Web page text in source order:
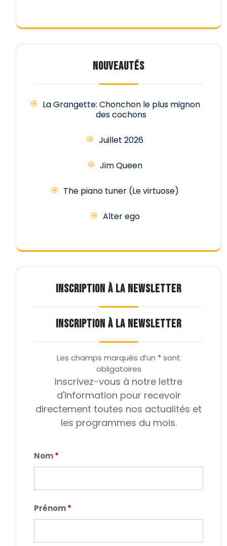
NOUVEAUTÉS
La Grangette: Chonchon le plus mignon
des cochons
Juillet 2026
Jim Queen
The piano tuner (Le virtuose)
Alter ego
INSCRIPTION À LA NEWSLETTER
INSCRIPTION À LA NEWSLETTER
Les champs marqués d’un *sont
obligatoires
Inscrivez-vous à notre lettre
d'information pour recevoir
directement toutes nos actualités et
les programmes du mois.
Nom*
Prénom*